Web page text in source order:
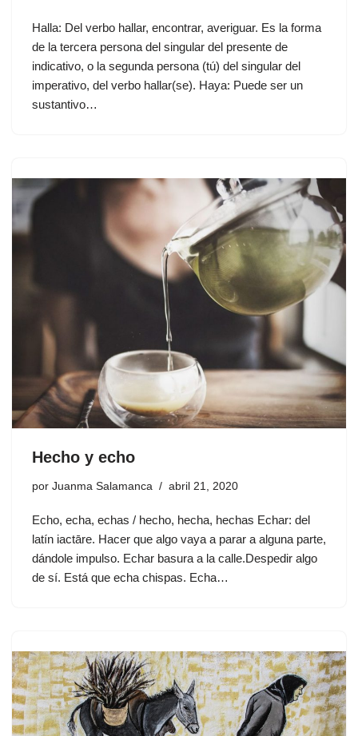
Halla: Del verbo hallar, encontrar, averiguar. Es la forma
de la tercera persona del singular del presente de
indicativo, o la segunda persona (tú) del singular del
imperativo, del verbo hallar(se). Haya: Puede ser un
sustantivo…
Hecho y echo
por Juanma Salamanca abril 21, 2020
Echo, echa, echas / hecho, hecha, hechas Echar: del
latín iactāre. Hacer que algo vaya a parar a alguna parte,
dándole impulso. Echar basura a la calle.Despedir algo
de sí. Está que echa chispas. Echa…